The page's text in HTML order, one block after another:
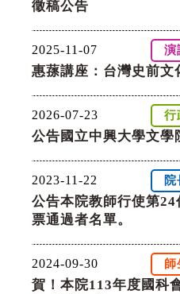
徵稿公告
2025-11-07 演
惠蓀講座：台灣史前文
2026-07-23 行
公告國立中興大學文學
2023-11-22 院
公告本院教師行使第
票通過者名單。
2024-09-30 師
賀！本院113年度國科